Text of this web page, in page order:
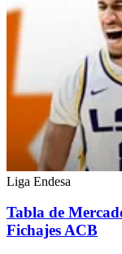
Liga Endesa
Tabla de
Fichajes ACB